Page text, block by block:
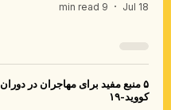
Jul 18
9 min read
۵ منبع مفید برای مهاجران در دوران
کووید-۱۹